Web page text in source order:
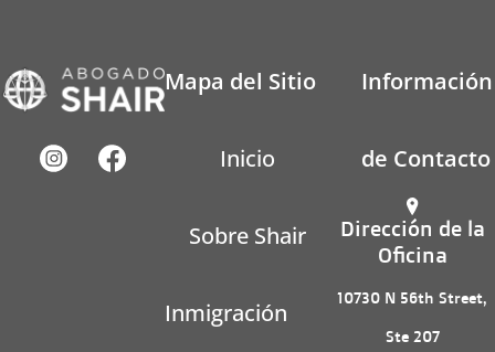
Mapa del Sitio
Inicio
Sobre Shair
Inmigración
Información
de Contacto
Dirección de la
Oficina
10730 N 56th Street,
Ste 207